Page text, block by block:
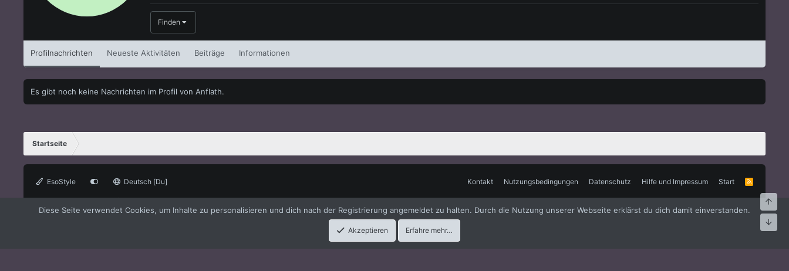
Finden
Profilnachrichten Neueste Aktivitäten Beiträge Informationen
Es gibt noch keine Nachrichten im Profil von Anflath.
Startseite
EsoStyle Deutsch [Du] Kontakt Nutzungsbedingungen Datenschutz Hilfe und Impressum Start
R
®
Diese Seite verwendet Cookies, um Inhalte zu personalisieren und dich nach der Registrierung angemeldet zu halten. Durch die Nutzung unserer Webseite erklärst du dich damit einverstanden.
Akzeptieren Erfahre mehr…
Oben